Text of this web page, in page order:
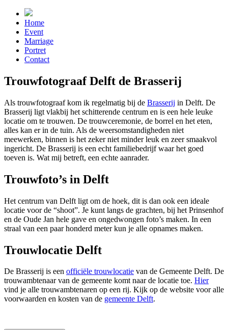
Home
Event
Marriage
Portret
Contact
Trouwfotograaf Delft de Brasserij
Als trouwfotograaf kom ik regelmatig bij de Brasserij in Delft. De
Brasserij ligt vlakbij het schitterende centrum en is een hele leuke
locatie om te trouwen. De trouwceremonie, de borrel en het eten,
alles kan er in de tuin. Als de weersomstandigheden niet
meewerken, binnen is het zeker niet minder leuk en zeer smaakvol
ingericht. De Brasserij is een echt familiebedrijf waar het goed
toeven is. Wat mij betreft, een echte aanrader.
Trouwfoto’s in Delft
Het centrum van Delft ligt om de hoek, dit is dan ook een ideale
locatie voor de “shoot”. Je kunt langs de grachten, bij het Prinsenhof
en de Oude Jan hele gave en ongedwongen foto’s maken. In een
straal van een paar honderd meter kun je alle opnames maken.
Trouwlocatie Delft
De Brasserij is een officiële trouwlocatie van de Gemeente Delft. De
trouwambtenaar van de gemeente komt naar de locatie toe. Hier
vind je alle trouwambtenaren op een rij. Kijk op de website voor alle
voorwaarden en kosten van de gemeente Delft.